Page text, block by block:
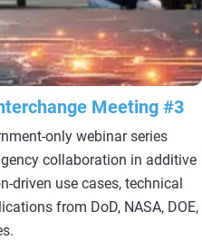
Meeting #3
webinar series
collaboration in additive
use cases, technical
from DoD, NASA, DOE,